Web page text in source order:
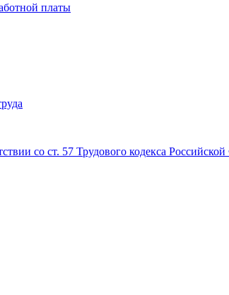
платы
со ст. 57 Трудового кодекса